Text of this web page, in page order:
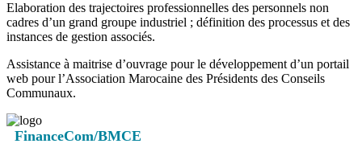
Elaboration des trajectoires professionnelles des personnels non
cadres d’un grand groupe industriel ; définition des processus et des
instances de gestion associés.
Assistance à maitrise d’ouvrage pour le développement d’un portail
web pour l’Association Marocaine des Présidents des Conseils
Communaux.
FinanceCom/BMCE